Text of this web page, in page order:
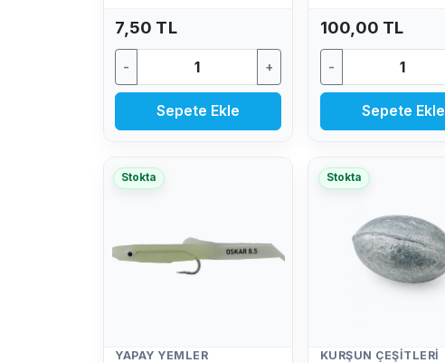
7,50 TL
- +
Sepete Ekle
100,00 TL
-
Sepete Ekle
Stokta
YAPAY YEMLER
Stokta
KURŞUN ÇEŞITLERI